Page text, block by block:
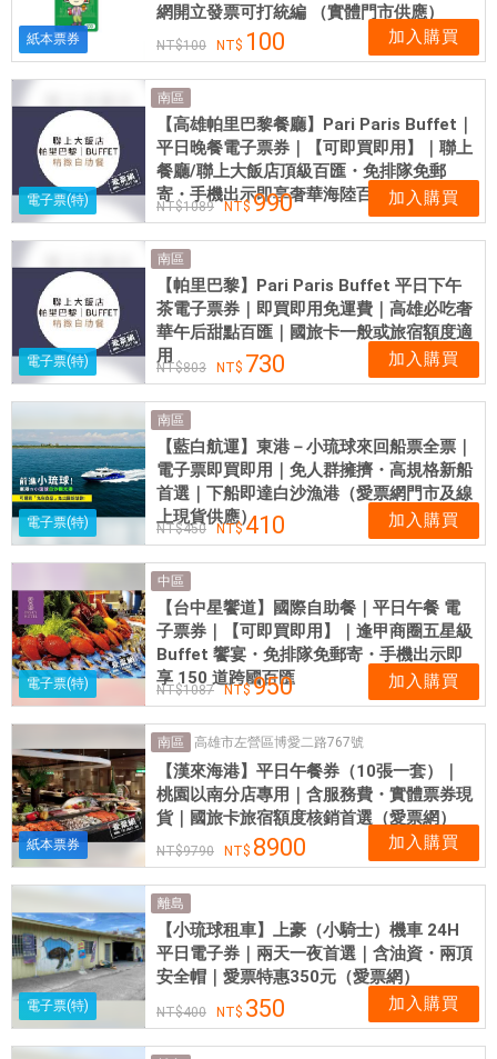
紙本票券
網開立發票可打統編 （實體門市供應）
100 100 加入購買
電子票(特)
南區
【高雄帕里巴黎餐廳】Pari Paris Buffet｜
平日晚餐電子票券｜【可即買即用】｜聯上
餐廳/聯上大飯店頂級百匯・免排隊免郵
寄・手機出示即享奢華海陸百匯
1089 990 加入購買
電子票(特)
南區
【帕里巴黎】Pari Paris Buffet 平日下午
茶電子票券｜即買即用免運費｜高雄必吃奢
華午后甜點百匯｜國旅卡一般或旅宿額度適
用
803 730 加入購買
電子票(特)
南區
【藍白航運】東港－小琉球來回船票全票｜
電子票即買即用｜免人群擁擠・高規格新船
首選｜下船即達白沙漁港（愛票網門市及線
上現貨供應）
450 410 加入購買
電子票(特)
中區
【台中星饗道】國際自助餐｜平日午餐 電
子票券｜【可即買即用】｜逢甲商圈五星級
Buffet 饗宴・免排隊免郵寄・手機出示即
享 150 道跨國百匯
1087 950 加入購買
紙本票券
南區 高雄市左營區博愛二路767號
【漢來海港】平日午餐券（10張一套）｜
桃園以南分店專用｜含服務費・實體票券現
貨｜國旅卡旅宿額度核銷首選（愛票網）
9790 8900 加入購買
電子票(特)
離島
【小琉球租車】上豪（小騎士）機車 24H
平日電子券｜兩天一夜首選｜含油資・兩頂
安全帽｜愛票特惠350元（愛票網）
400 350 加入購買